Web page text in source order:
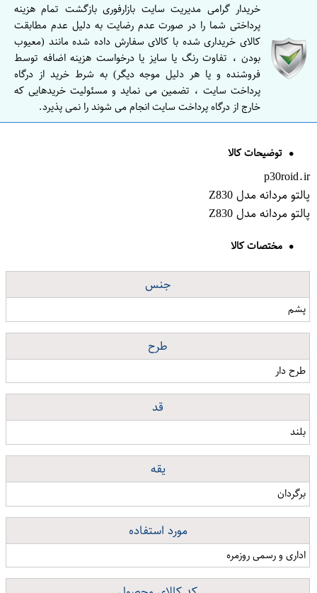
خریدار گرامی مدیریت سایت بازارفوری بازگشت تمام هزینه
پرداختی شما را در صورت عدم رضایت به دلیل عدم مطابقت
کالای خریداری شده با کالای سفارش داده شده مانند (معیوب
بودن ، تفاوت رنگ یا سایز یا درخواست هزینه اضافه توسط
فروشنده و یا هر دلیل موجه دیگر) به شرط خرید از درگاه
پرداخت سایت ، تضمین می نماید و مسئولیت خریدهایی که
خارج از درگاه پرداخت سایت انجام می شوند را نمی پذیرد.
توضیحات کالا
p30roid.ir
پالتو مردانه مدل Z830
پالتو مردانه مدل Z830
مختصات کالا
جنس
پشم
طرح
طرح دار
قد
بلند
یقه
برگردان
مورد استفاده
اداری و رسمی روزمره